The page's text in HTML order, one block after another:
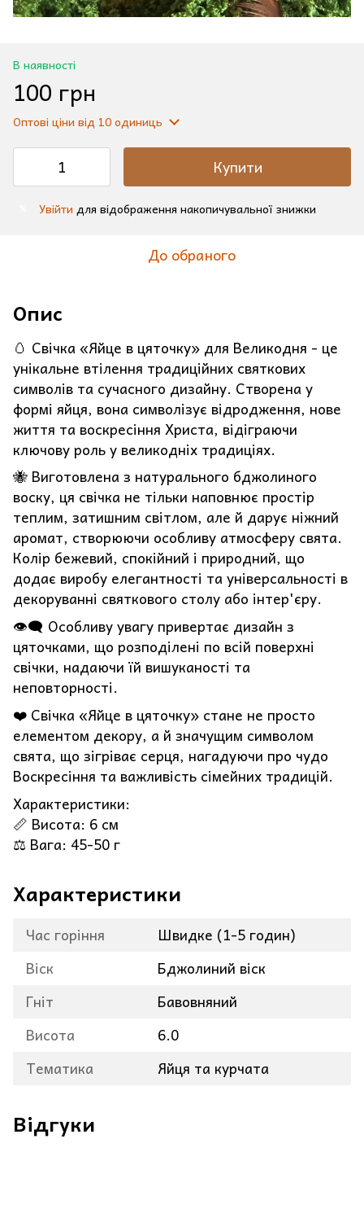
В наявності
100 грн
Оптові ціни від 10 одиниць
Купити
Увійти для відображення накопичувальної знижки
До обраного
Опис
🥚 Свічка «Яйце в цяточку» для Великодня - це
унікальне втілення традиційних святкових
символів та сучасного дизайну. Створена у
формі яйця, вона символізує відродження, нове
життя та воскресіння Христа, відіграючи
ключову роль у великодніх традиціях.
🐝 Виготовлена з натурального бджолиного
воску, ця свічка не тільки наповнює простір
теплим, затишним світлом, але й дарує ніжний
аромат, створюючи особливу атмосферу свята.
Колір бежевий, спокійний і природний, що
додає виробу елегантності та універсальності в
декоруванні святкового столу або інтер'єру.
👁️‍🗨️ Особливу увагу привертає дизайн з
цяточками, що розподілені по всій поверхні
свічки, надаючи їй вишуканості та
неповторності.
❤️ Свічка «Яйце в цяточку» стане не просто
елементом декору, а й значущим символом
свята, що зігріває серця, нагадуючи про чудо
Воскресіння та важливість сімейних традицій.
Характеристики:
📏 Висота: 6 см
⚖️ Вага: 45-50 г
Характеристики
Час горіння
Швидке (1-5 годин)
Віск
Бджолиний віск
Гніт
Бавовняний
Висота
6.0
Тематика
Яйця та курчата
Відгуки